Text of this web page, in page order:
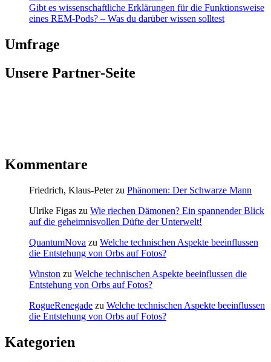
Gibt es wissenschaftliche Erklärungen für die Funktionsweise
eines REM-Pods? – Was du darüber wissen solltest
Umfrage
Unsere Partner-Seite
Kommentare
Friedrich, Klaus-Peterzu Phänomen: Der Schwarze Mann
Ulrike Figas zu Wie riechen Dämonen? Ein spannender Blick
auf die geheimnisvollen Düfte der Unterwelt!
QuantumNova zu Welche technischen Aspekte beeinflussen
die Entstehung von Orbs auf Fotos?
Winston zu Welche technischen Aspekte beeinflussen die
Entstehung von Orbs auf Fotos?
RogueRenegade zu Welche technischen Aspekte beeinflussen
die Entstehung von Orbs auf Fotos?
Kategorien